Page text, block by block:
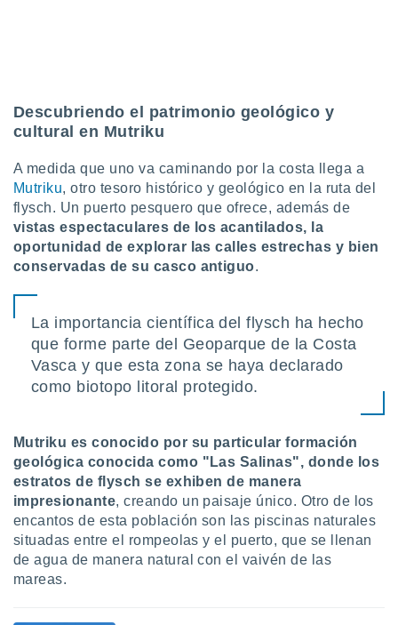
Descubriendo el patrimonio geológico y
cultural en Mutriku
A medida que uno va caminando por la costa llega a
Mutriku, otro tesoro histórico y geológico en la ruta del
flysch. Un puerto pesquero que ofrece, además de
vistas espectaculares de los acantilados, la
oportunidad de explorar las calles estrechas y bien
conservadas de su casco antiguo.
La importancia científica del flysch ha hecho
que forme parte del Geoparque de la Costa
Vasca y que esta zona se haya declarado
como biotopo litoral protegido.
Mutriku es conocido por su particular formación
geológica conocida como "Las Salinas", donde los
estratos de flysch se exhiben de manera
impresionante, creando un paisaje único. Otro de los
encantos de esta población son las piscinas naturales
situadas entre el rompeolas y el puerto, que se llenan
de agua de manera natural con el vaivén de las
mareas.